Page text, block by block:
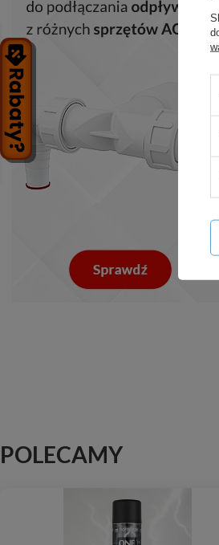
POLECAMY